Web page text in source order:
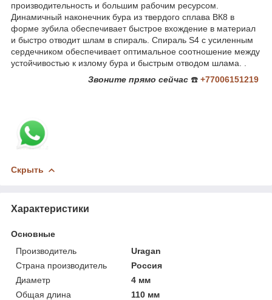
производительность и большим рабочим ресурсом.
Динамичный наконечник бура из твердого сплава ВК8 в
форме зубила обеспечивает быстрое вхождение в материал
и быстро отводит шлам в спираль. Спираль S4 с усиленным
сердечником обеспечивает оптимальное соотношение между
устойчивостью к излому бура и быстрым отводом шлама. .
Звоните прямо сейчас ☎️ +77006151219
Скрыть
Характеристики
Основные
Производитель
Uragan
Страна производитель
Россия
Диаметр
4 мм
Общая длина
110 мм